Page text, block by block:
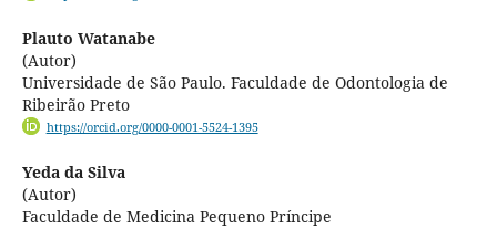
Plauto Watanabe
(Autor)
Universidade de São Paulo. Faculdade de Odontologia de
Ribeirão Preto
https://orcid.org/0000-0001-5524-1395
Yeda da Silva
(Autor)
Faculdade de Medicina Pequeno Príncipe